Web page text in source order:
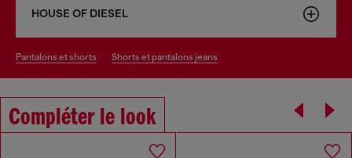
HOUSE OF DIESEL
pantalons et shorts shorts et pantalons jeans
Compléter le look